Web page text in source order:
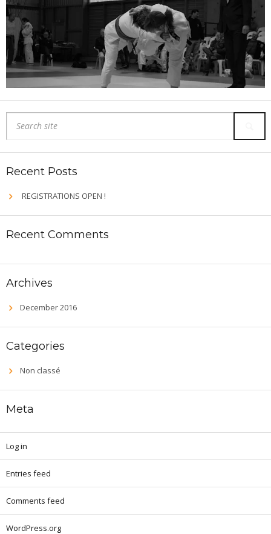
Recent Posts
REGISTRATIONS OPEN !
Recent Comments
Archives
December 2016
Categories
Non classé
Meta
Log in
Entries feed
Comments feed
WordPress.org